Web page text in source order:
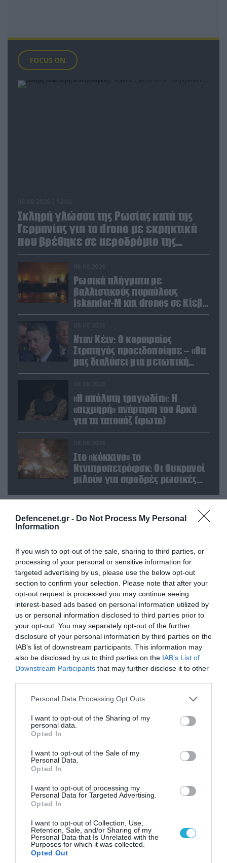
Defencenet.gr - Do Not Process My Personal
Information
If you wish to opt-out of the sale, sharing to third parties, or
processing of your personal or sensitive information for
targeted advertising by us, please use the below opt-out
section to confirm your selection. Please note that after your
opt-out request is processed you may continue seeing
interest-based ads based on personal information utilized by
us or personal information disclosed to third parties prior to
your opt-out. You may separately opt-out of the further
disclosure of your personal information by third parties on the
IAB’s list of downstream participants. This information may
also be disclosed by us to third parties on the IAB’s List of
Downstream Participants that may further disclose it to other
Please note that this website/app uses one or more Google
not limited to your visit or usage behaviour. You may click to
grant or deny consent to Google and its third-party tags to
use your data for below specified purposes in below Google
consent section.
Personal Data Processing Opt Outs
I want to opt-out of the Sharing of my
personal data.
Opted In
I want to opt-out of the Sale of my
Personal Data.
Opted In
I want to opt-out of processing my
Personal Data for Targeted Advertising.
Opted In
I want to opt-out of Collection, Use,
Retention, Sale, and/or Sharing of my
Personal Data that Is Unrelated with the
Purposes for which it was collected.
Opted Out
FOCUS ON
Σκληρή γλώσσα της Ρωσίας κατά της
Γερμανίας για το drone με εκρηκτικά
που βρέθηκε σε αεροδρόμιο της
Λειψίας
Ρωσικά πλήγματα με
βαλλιστικούς πυραύλους
Iskander-M και drones σε Κίεβο
και Ντνιπροπετρόφσκ: Ισχυρές
Νταν Κέιν: Ο κορυφαίος
Στρατηγός προειδοποίησε – «Θα
μας διαλύσει μια μετωπική
σύγκρουση με το Ιράν» – Τι
«Η απόλυτη τραγωδία»: Η
«αιχμηρή» ανάρτηση του Αρκά
για τα τατουάζ (φωτο)
Στο «κόκκινο» το
Ντνιπροπετρόφσκ: Οι Ουκρανοί
μιλούν για σφοδρές ρωσικές
επικράτεια
POPULAR 24H
07.08.2026 | 23:02
Τα πρώτα πλάνα ομάδας Βορειοκορεατών
στρατιωτών από την αποστολή των 30.000
που έφτασαν στη Ρωσία (βίντεο)
07.08.2026 | 16:02
Φορτηγό μεταφέρει πτερύγιο